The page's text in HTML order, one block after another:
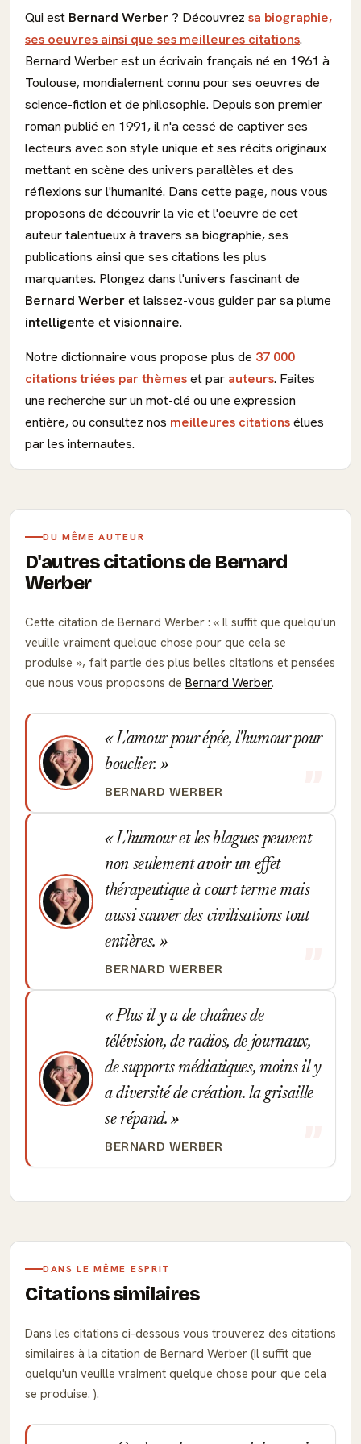
Qui est Bernard Werber? Découvrez sa biographie,
ses oeuvres ainsi que ses meilleures citations.
Bernard Werber est un écrivain français né en 1961 à
Toulouse, mondialement connu pour ses oeuvres de
science-fiction et de philosophie. Depuis son premier
roman publié en 1991, il n'a cessé de captiver ses
lecteurs avec son style unique et ses récits originaux
mettant en scène des univers parallèles et des
réflexions sur l'humanité. Dans cette page, nous vous
proposons de découvrir la vie et l'oeuvre de cet
auteur talentueux à travers sa biographie, ses
publications ainsi que ses citations les plus
marquantes. Plongez dans l'univers fascinant de
Bernard Werberet laissez-vous guider par sa plume
intelligente etvisionnaire.
Notre dictionnaire vous propose plus de 37 000
citations triées par thèmeset par auteurs. Faites
une recherche sur un mot-clé ou une expression
entière, ou consultez nos meilleures citationsélues
par les internautes.
DU MÊME AUTEUR
D'autres citations de Bernard
Werber
Cette citation de Bernard Werber :
Il suffit que quelqu'un
veuille vraiment quelque chose pour que cela se
produise
, fait partie des plus belles citations et pensées
que nous vous proposons de Bernard Werber.
L'amour pour épée, l'humour pour
bouclier.
BERNARD WERBER
L'humour et les blagues peuvent
non seulement avoir un effet
thérapeutique à court terme mais
aussi sauver des civilisations tout
entières.
BERNARD WERBER
Plus il y a de chaînes de
télévision, de radios, de journaux,
de supports médiatiques, moins il y
a diversité de création. la grisaille
se répand.
BERNARD WERBER
DANS LE MÊME ESPRIT
Citations similaires
Dans les citations ci-dessous vous trouverez des citations
similaires à la citation de Bernard Werber (Il suffit que
quelqu'un veuille vraiment quelque chose pour que cela
se produise. ).